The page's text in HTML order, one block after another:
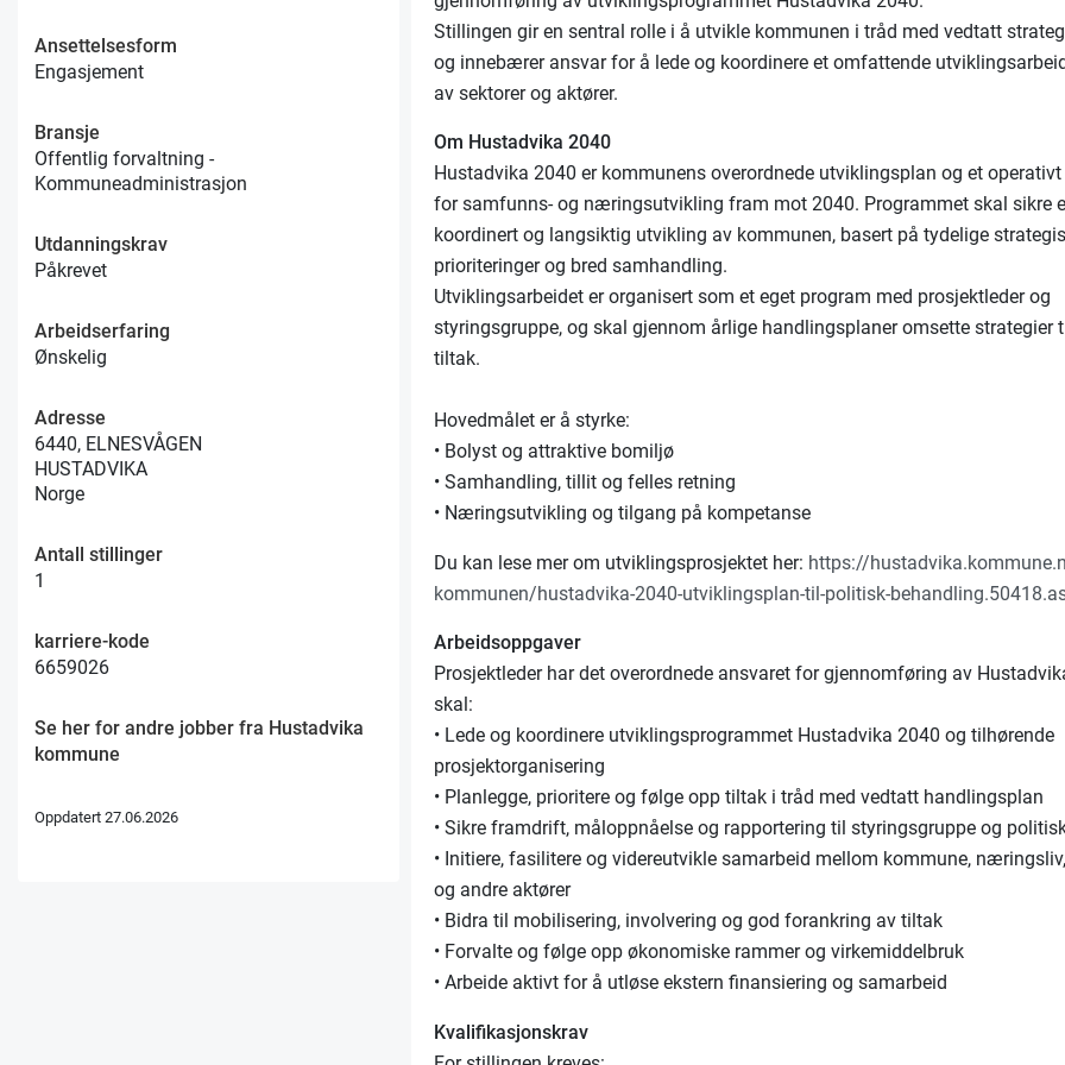
Ansettelsesform
Engasjement
Bransje
Offentlig forvaltning -
Kommuneadministrasjon
Utdanningskrav
Påkrevet
Arbeidserfaring
Ønskelig
Adresse
6440, ELNESVÅGEN
HUSTADVIKA
Norge
Antall stillinger
1
karriere-kode
6659026
Se her for andre jobber fra Hustadvika
kommune
Oppdatert 27.06.2026
Stillingen gir en sentral rolle i å utvikle kommunen i tråd med vedtatt
og innebærer ansvar for å lede og koordinere et omfattende
av sektorer og aktører.
Om Hustadvika 2040
Hustadvika 2040 er kommunens overordnede utviklingsplan og et
for samfunns- og næringsutvikling fram mot 2040. Programmet skal sikre
koordinert og langsiktig utvikling av kommunen, basert på tydelige
prioriteringer og bred samhandling.
Utviklingsarbeidet er organisert som et eget program med prosjektleder og
styringsgruppe, og skal gjennom årlige handlingsplaner omsette strategier
tiltak.
Hovedmålet er å styrke:
• Bolyst og attraktive bomiljø
• Samhandling, tillit og felles retning
• Næringsutvikling og tilgang på kompetanse
Du kan lese mer om utviklingsprosjektet her: https://
kommunen/hustadvika-2040-utviklingsplan-til-politisk-
Arbeidsoppgaver
Prosjektleder har det overordnede ansvaret for gjennomføring av
skal:
• Lede og koordinere utviklingsprogrammet Hustadvika 2040 og tilhørende
prosjektorganisering
• Planlegge, prioritere og følge opp tiltak i tråd med vedtatt handlingsplan
• Sikre framdrift, måloppnåelse og rapportering til styringsgruppe og
• Initiere, fasilitere og videreutvikle samarbeid mellom kommune,
og andre aktører
• Bidra til mobilisering, involvering og god forankring av tiltak
• Forvalte og følge opp økonomiske rammer og virkemiddelbruk
• Arbeide aktivt for å utløse ekstern finansiering og samarbeid
Kvalifikasjonskrav